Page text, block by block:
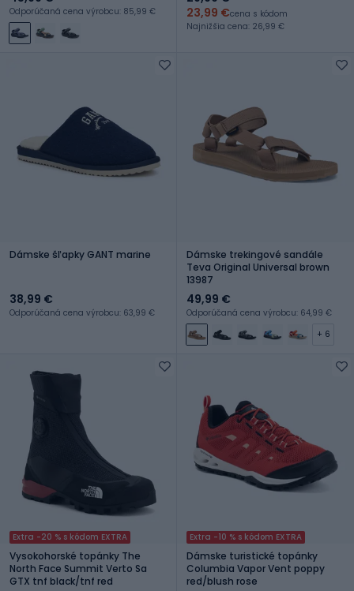
Odporúčaná cena výrobcu: 85,99 €
23,99 €cena s kódom
Najnižšia cena: 26,99 €
Dámske šľapky GANT marine
38,99 €
Odporúčaná cena výrobcu: 63,99 €
Dámske trekingové sandále
Teva Original Universal brown
13987
49,99 €
Odporúčaná cena výrobcu: 64,99 €
+ 6
Extra -20 % s kódom EXTRA
Vysokohorské topánky The
North Face Summit Verto Sa
GTX tnf black/tnf red
Extra -10 % s kódom EXTRA
Dámske turistické topánky
Columbia Vapor Vent poppy
red/blush rose